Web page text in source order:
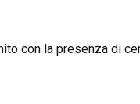
con la presenza di